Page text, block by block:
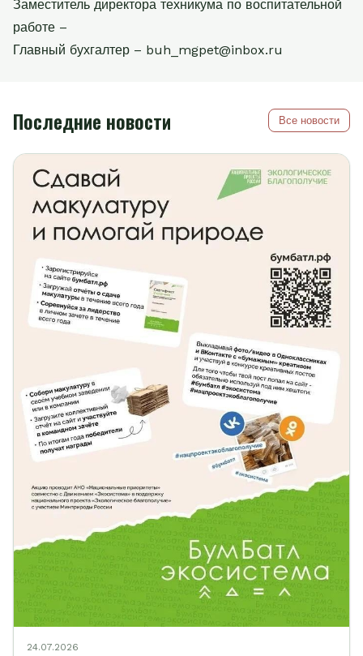
Заместитель директора техникума по воспитательной
работе –
Главный бухгалтер – buh_mgpet@inbox.ru
Последние новости Все новости
24.07.2026